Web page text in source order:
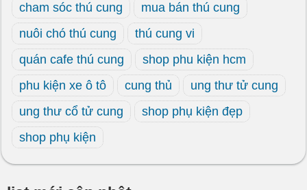
cham sóc thú cung
mua bán thú cung
nuôi chó thú cung
thú cung vi
quán cafe thú cung
shop phu kiện hcm
phu kiện xe ô tô
cung thủ
ung thư tử cung
ung thư cổ tử cung
shop phụ kiện đẹp
shop phụ kiện